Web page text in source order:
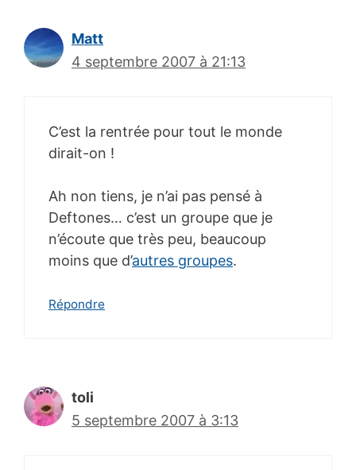
Matt
4 septembre 2007 à 21:13
C’est la rentrée pour tout le monde
dirait-on !
Ah non tiens, je n’ai pas pensé à
Deftones… c’est un groupe que je
n’écoute que très peu, beaucoup
moins que d’autres groupes.
Répondre
toli
5 septembre 2007 à 3:13